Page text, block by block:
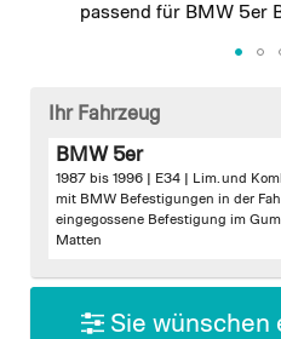
passend für BMW 5er
beginning
images
Ihr Fahrzeug
BMW 5er
1987 bis 1996 | E34 | Lim. und
mit BMW Befestigungen in der
eingegossene Befestigung im
Matten
Sie wünschen